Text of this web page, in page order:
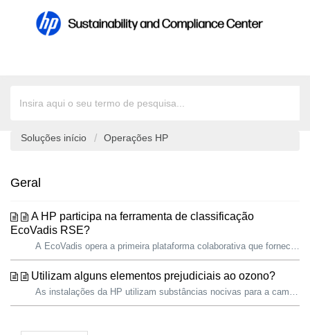
Soluções início Operações HP
Geral
A HP participa na ferramenta de classificação
EcoVadis RSE?
A EcoVadis opera a primeira plataforma colaborativa que fornece Classificações de Sustentabilidade de Fornecedores para cadeias de abastecimento globais. A...
Utilizam alguns elementos prejudiciais ao ozono?
As instalações da HP utilizam substâncias nocivas para a camada de ozono (ODS – Ozone-Depleting Substances) nos sistemas de arrefecimento e ar condicionado....